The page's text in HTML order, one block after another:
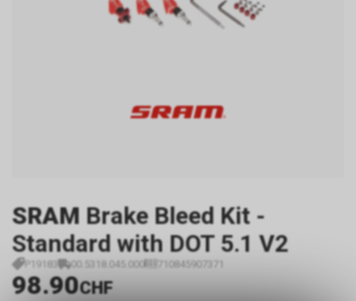
SRAM Brake Bleed Kit -
Standard with DOT 5.1 V2
P19183 00.5318.045.000 710845907371
98.90CHF